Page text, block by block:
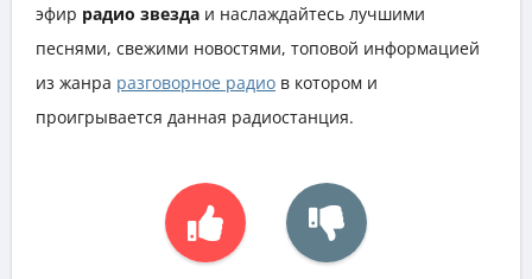
эфир радио звезда и наслаждайтесь лучшими
песнями, свежими новостями, топовой информацией
из жанра разговорное радио в котором и
проигрывается данная радиостанция.